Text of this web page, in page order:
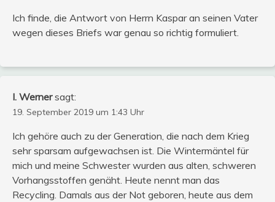
Ich finde, die Antwort von Herrn Kaspar an seinen Vater
wegen dieses Briefs war genau so richtig formuliert.
I. Werner sagt:
19. September 2019 um 1:43 Uhr
Ich gehöre auch zu der Generation, die nach dem Krieg
sehr sparsam aufgewachsen ist. Die Wintermäntel für
mich und meine Schwester wurden aus alten, schweren
Vorhangsstoffen genäht. Heute nennt man das
Recycling. Damals aus der Not geboren, heute aus dem